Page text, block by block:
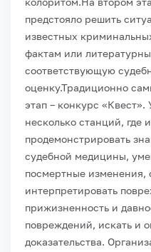
предстояло решить
известных
фактам или
соответствующую
оценку.Традиционно
этап – конкурс
несколько станций, где
продемонстрировать
судебной медицины,
посмертные изменения,
интерпретировать
прижизненность и
повреждений, искать и
доказательства.